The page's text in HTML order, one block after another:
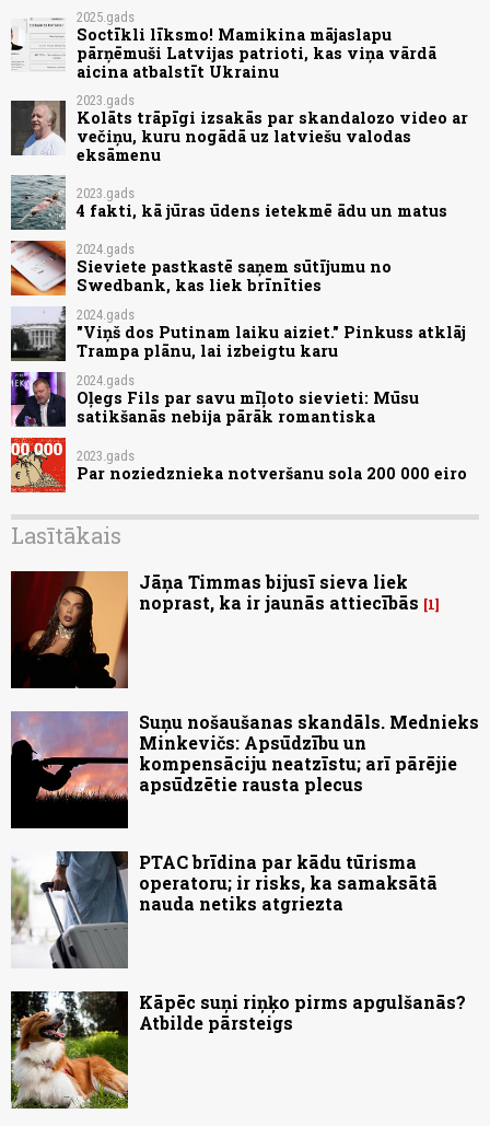
2025.gads
Soctīkli līksmo! Mamikina mājaslapu
pārņēmuši Latvijas patrioti, kas viņa vārdā
aicina atbalstīt Ukrainu
2023.gads
Kolāts trāpīgi izsakās par skandalozo video ar
večiņu, kuru nogādā uz latviešu valodas
eksāmenu
2023.gads
4 fakti, kā jūras ūdens ietekmē ādu un matus
2024.gads
Sieviete pastkastē saņem sūtījumu no
Swedbank, kas liek brīnīties
2024.gads
"Viņš dos Putinam laiku aiziet." Pinkuss atklāj
Trampa plānu, lai izbeigtu karu
2024.gads
Oļegs Fils par savu mīļoto sievieti: Mūsu
satikšanās nebija pārāk romantiska
2023.gads
Par noziedznieka notveršanu sola 200 000 eiro
Lasītākais
Jāņa Timmas bijusī sieva liek
noprast, ka ir jaunās attiecībās
1
Suņu nošaušanas skandāls. Mednieks
Minkevičs: Apsūdzību un
kompensāciju neatzīstu; arī pārējie
apsūdzētie rausta plecus
PTAC brīdina par kādu tūrisma
operatoru; ir risks, ka samaksātā
nauda netiks atgriezta
Kāpēc suņi riņķo pirms apgulšanās?
Atbilde pārsteigs